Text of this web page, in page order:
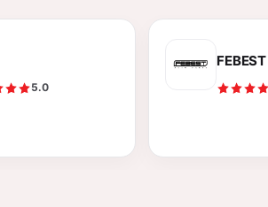
5.0